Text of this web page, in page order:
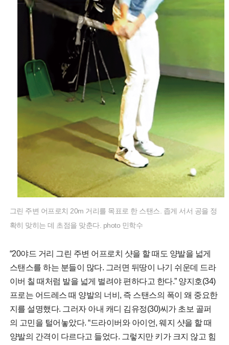
그린 주변 어프로치 20m 거리를 목표로 한 스탠스. 좁게 서서 공을 정
확히 맞히는 데 초점을 맞춘다. photo 민학수
“20야드 거리 그린 주변 어프로치 샷을 할 때도 양발을 넓게
스탠스를 하는 분들이 많다. 그러면 뒤땅이 나기 쉬운데 드라
이버 칠 때처럼 발을 넓게 벌려야 편하다고 한다.” 양지호(34)
프로는 어드레스 때 양발의 너비, 즉 스탠스의 폭이 왜 중요한
지를 설명했다. 그러자 아내 캐디 김유정(30)씨가 초보 골퍼
의 고민을 털어놓았다. “드라이버와 아이언, 웨지 샷을 할 때
양발의 간격이 다르다고 들었다. 그렇지만 키가 크지 않고 힘